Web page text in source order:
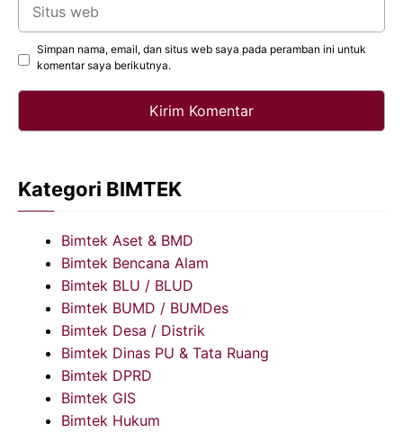
Simpan nama, email, dan situs web saya pada peramban ini untuk
komentar saya berikutnya.
Kategori BIMTEK
Bimtek Aset & BMD
Bimtek Bencana Alam
Bimtek BLU / BLUD
Bimtek BUMD / BUMDes
Bimtek Desa / Distrik
Bimtek Dinas PU & Tata Ruang
Bimtek DPRD
Bimtek GIS
Bimtek Hukum